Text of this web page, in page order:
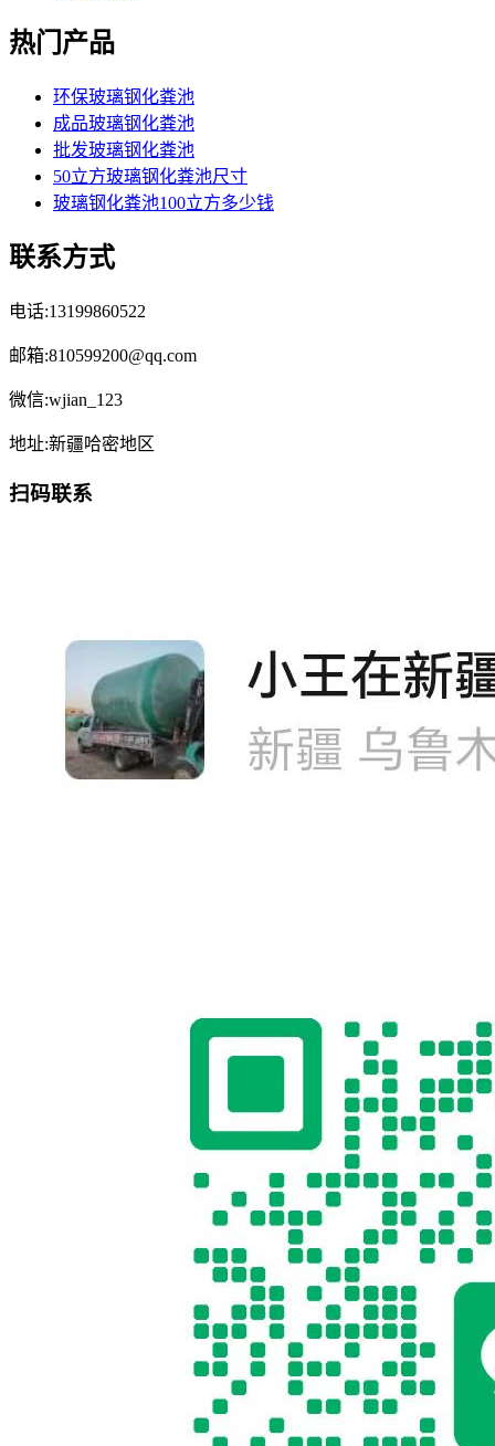
热门产品
环保玻璃钢化粪池
成品玻璃钢化粪池
批发玻璃钢化粪池
50立方玻璃钢化粪池尺寸
玻璃钢化粪池100立方多少钱
联系方式
电话:13199860522
邮箱:810599200@qq.com
微信:wjian_123
地址:新疆哈密地区
扫码联系